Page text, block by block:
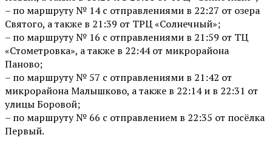
– по маршруту № 14 с отправлениями в 22:27 от озера
Святого, а также в 21:39 от ТРЦ «Солнечный»;
– по маршруту № 16 с отправлениями в 21:59 от ТЦ
«Стометровка», а также в 22:44 от микрорайона
Паново;
– по маршруту № 57 с отправлениями в 21:42 от
микрорайона Малышково, а также в 22:14 и в 22:31 от
улицы Боровой;
– по маршруту № 66 с отправлением в 22:35 от посёлка
Первый.